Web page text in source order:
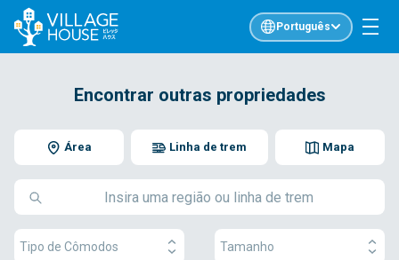
Português
Encontrar outras propriedades
Área Mapa
Linha de trem
Tipo de Cômodos Tamanho